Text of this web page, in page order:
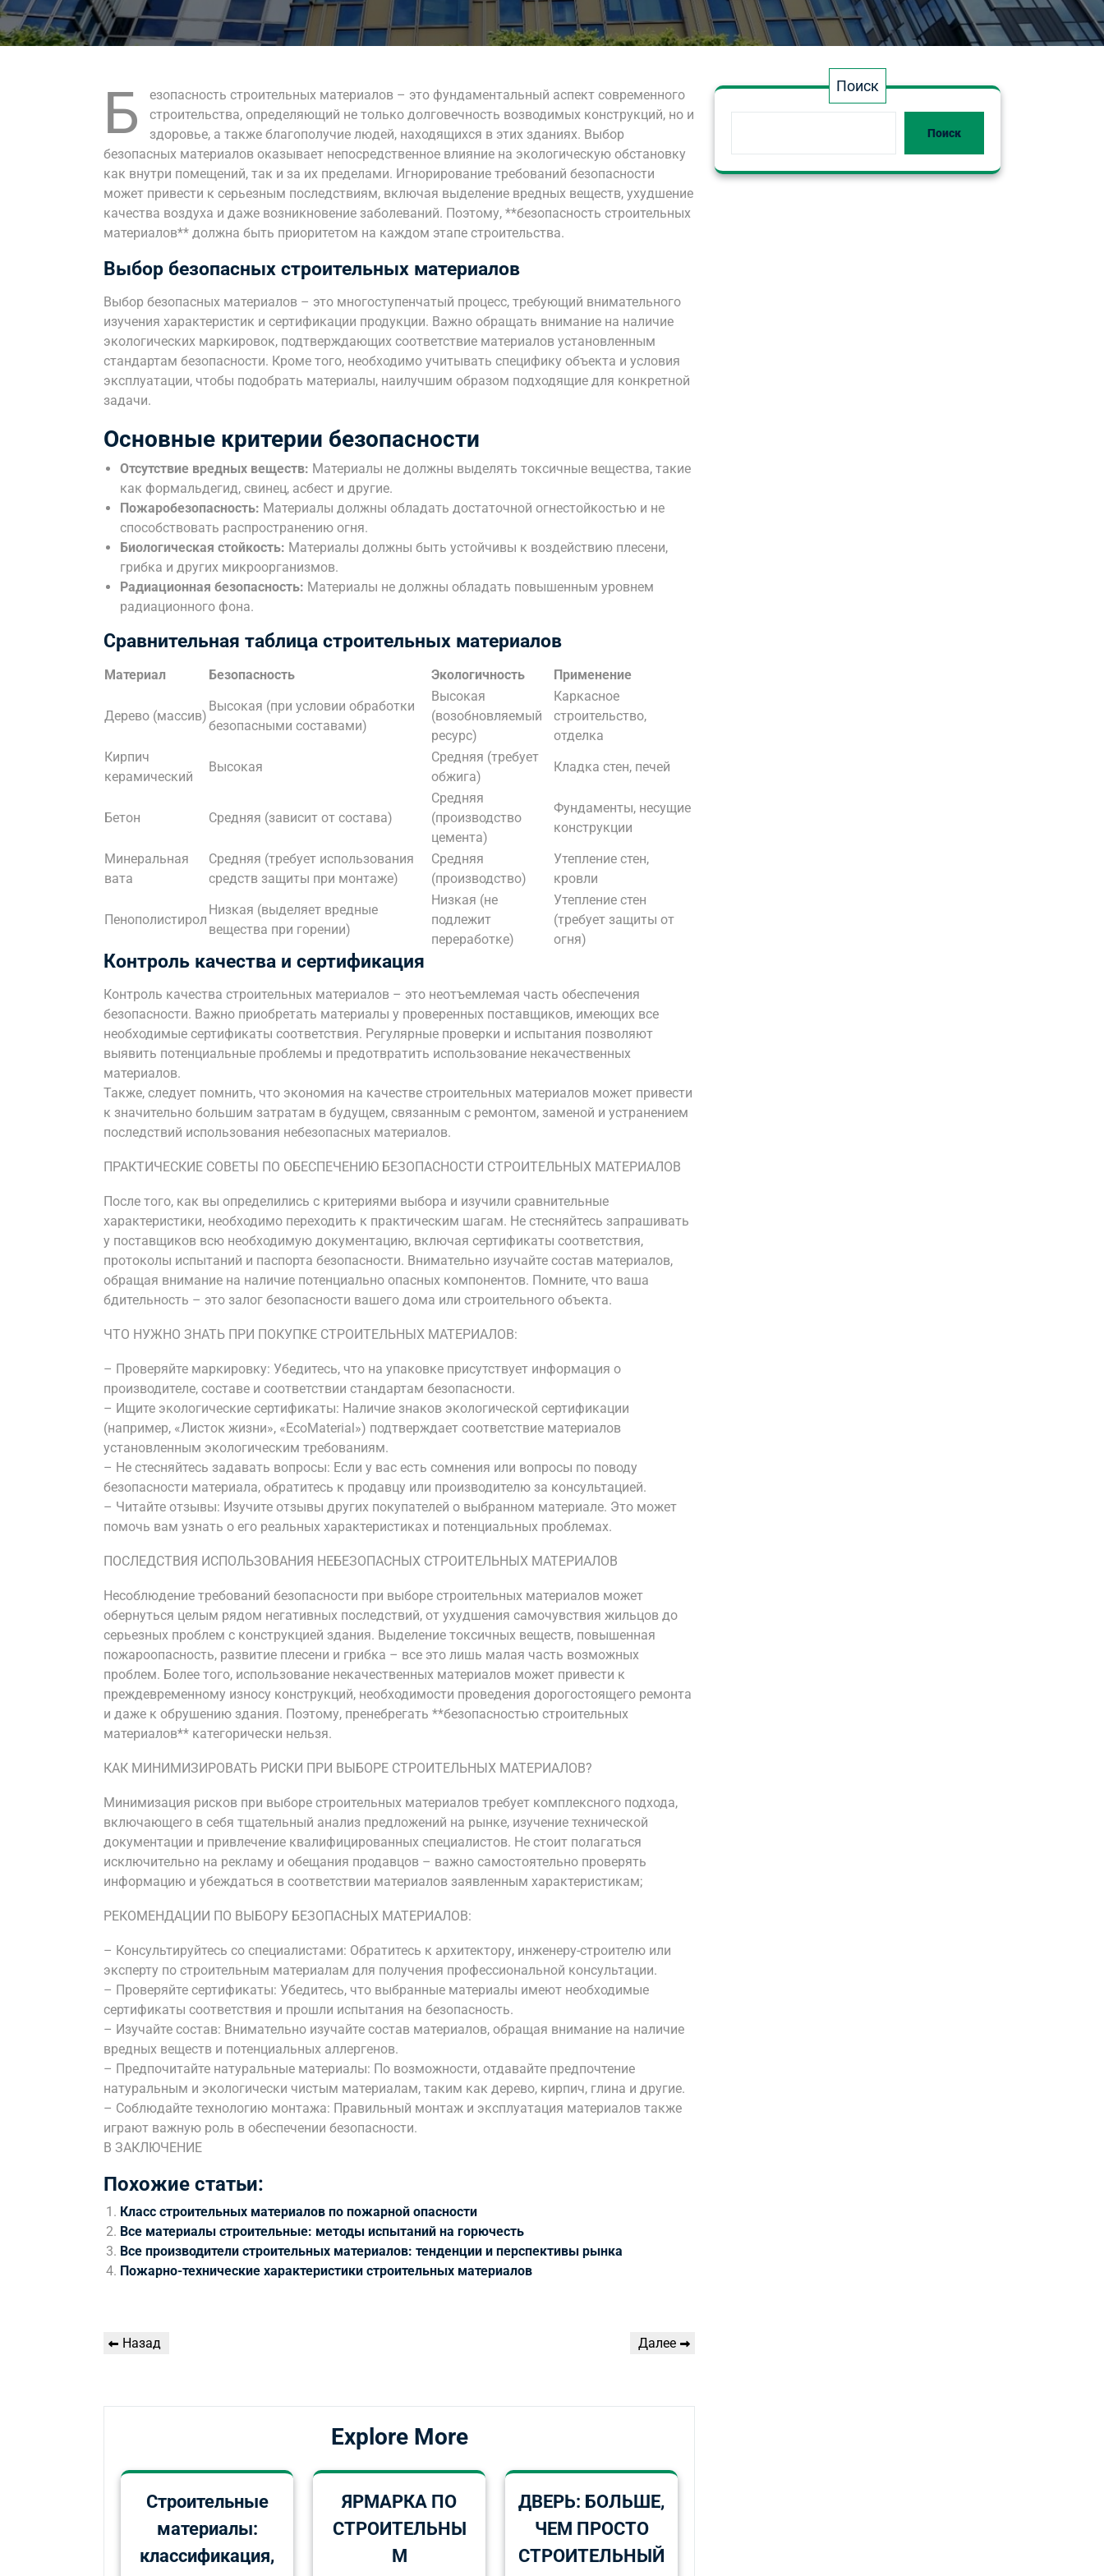
Б
езопасность строительных материалов – это фундаментальный аспект современного
строительства, определяющий не только долговечность возводимых конструкций, но и
здоровье, а также благополучие людей, находящихся в этих зданиях. Выбор
безопасных материалов оказывает непосредственное влияние на экологическую обстановку
как внутри помещений, так и за их пределами. Игнорирование требований безопасности
может привести к серьезным последствиям, включая выделение вредных веществ, ухудшение
качества воздуха и даже возникновение заболеваний. Поэтому, **безопасность строительных
материалов** должна быть приоритетом на каждом этапе строительства.
Выбор безопасных строительных материалов
Выбор безопасных материалов – это многоступенчатый процесс, требующий внимательного
изучения характеристик и сертификации продукции. Важно обращать внимание на наличие
экологических маркировок, подтверждающих соответствие материалов установленным
стандартам безопасности. Кроме того, необходимо учитывать специфику объекта и условия
эксплуатации, чтобы подобрать материалы, наилучшим образом подходящие для конкретной
задачи.
Основные критерии безопасности
Отсутствие вредных веществ: Материалы не должны выделять токсичные вещества, такие
как формальдегид, свинец, асбест и другие.
Пожаробезопасность: Материалы должны обладать достаточной огнестойкостью и не
способствовать распространению огня.
Биологическая стойкость: Материалы должны быть устойчивы к воздействию плесени,
грибка и других микроорганизмов.
Радиационная безопасность: Материалы не должны обладать повышенным уровнем
радиационного фона.
Сравнительная таблица строительных материалов
Материал Безопасность Экологичность Применение
Дерево (массив)
Высокая (при условии обработки
безопасными составами)
Высокая
(возобновляемый
ресурс)
Каркасное
строительство,
отделка
Кирпич
керамический
Высокая
Средняя (требует
обжига)
Кладка стен, печей
Бетон Средняя (зависит от состава)
Средняя
(производство
цемента)
Фундаменты, несущие
конструкции
Минеральная
вата
Средняя (требует использования
средств защиты при монтаже)
Средняя
(производство)
Утепление стен,
кровли
Пенополистирол
Низкая (выделяет вредные
вещества при горении)
Низкая (не
подлежит
переработке)
Утепление стен
(требует защиты от
огня)
Контроль качества и сертификация
Контроль качества строительных материалов – это неотъемлемая часть обеспечения
безопасности. Важно приобретать материалы у проверенных поставщиков, имеющих все
необходимые сертификаты соответствия. Регулярные проверки и испытания позволяют
выявить потенциальные проблемы и предотвратить использование некачественных
материалов.
Также, следует помнить, что экономия на качестве строительных материалов может привести
к значительно большим затратам в будущем, связанным с ремонтом, заменой и устранением
последствий использования небезопасных материалов.
ПРАКТИЧЕСКИЕ СОВЕТЫ ПО ОБЕСПЕЧЕНИЮ БЕЗОПАСНОСТИ СТРОИТЕЛЬНЫХ МАТЕРИАЛОВ
После того, как вы определились с критериями выбора и изучили сравнительные
характеристики, необходимо переходить к практическим шагам. Не стесняйтесь запрашивать
у поставщиков всю необходимую документацию, включая сертификаты соответствия,
протоколы испытаний и паспорта безопасности. Внимательно изучайте состав материалов,
обращая внимание на наличие потенциально опасных компонентов. Помните, что ваша
бдительность – это залог безопасности вашего дома или строительного объекта.
ЧТО НУЖНО ЗНАТЬ ПРИ ПОКУПКЕ СТРОИТЕЛЬНЫХ МАТЕРИАЛОВ:
– Проверяйте маркировку: Убедитесь, что на упаковке присутствует информация о
производителе, составе и соответствии стандартам безопасности.
– Ищите экологические сертификаты: Наличие знаков экологической сертификации
(например, «Листок жизни», «EcoMaterial») подтверждает соответствие материалов
установленным экологическим требованиям.
– Не стесняйтесь задавать вопросы: Если у вас есть сомнения или вопросы по поводу
безопасности материала, обратитесь к продавцу или производителю за консультацией.
– Читайте отзывы: Изучите отзывы других покупателей о выбранном материале. Это может
помочь вам узнать о его реальных характеристиках и потенциальных проблемах.
ПОСЛЕДСТВИЯ ИСПОЛЬЗОВАНИЯ НЕБЕЗОПАСНЫХ СТРОИТЕЛЬНЫХ МАТЕРИАЛОВ
Несоблюдение требований безопасности при выборе строительных материалов может
обернуться целым рядом негативных последствий, от ухудшения самочувствия жильцов до
серьезных проблем с конструкцией здания. Выделение токсичных веществ, повышенная
пожароопасность, развитие плесени и грибка – все это лишь малая часть возможных
проблем. Более того, использование некачественных материалов может привести к
преждевременному износу конструкций, необходимости проведения дорогостоящего ремонта
и даже к обрушению здания. Поэтому, пренебрегать **безопасностью строительных
материалов** категорически нельзя.
КАК МИНИМИЗИРОВАТЬ РИСКИ ПРИ ВЫБОРЕ СТРОИТЕЛЬНЫХ МАТЕРИАЛОВ?
Минимизация рисков при выборе строительных материалов требует комплексного подхода,
включающего в себя тщательный анализ предложений на рынке, изучение технической
документации и привлечение квалифицированных специалистов. Не стоит полагаться
исключительно на рекламу и обещания продавцов – важно самостоятельно проверять
информацию и убеждаться в соответствии материалов заявленным характеристикам;
РЕКОМЕНДАЦИИ ПО ВЫБОРУ БЕЗОПАСНЫХ МАТЕРИАЛОВ:
– Консультируйтесь со специалистами: Обратитесь к архитектору, инженеру-строителю или
эксперту по строительным материалам для получения профессиональной консультации.
– Проверяйте сертификаты: Убедитесь, что выбранные материалы имеют необходимые
сертификаты соответствия и прошли испытания на безопасность.
– Изучайте состав: Внимательно изучайте состав материалов, обращая внимание на наличие
вредных веществ и потенциальных аллергенов.
– Предпочитайте натуральные материалы: По возможности, отдавайте предпочтение
натуральным и экологически чистым материалам, таким как дерево, кирпич, глина и другие.
– Соблюдайте технологию монтажа: Правильный монтаж и эксплуатация материалов также
играют важную роль в обеспечении безопасности.
В ЗАКЛЮЧЕНИЕ
Похожие статьи:
Класс строительных материалов по пожарной опасности
Все материалы строительные: методы испытаний на горючесть
Все производители строительных материалов: тенденции и перспективы рынка
Пожарно-технические характеристики строительных материалов
Навигация
записям
Предыдущая
Назад
Следующая
Далее
Explore More
Строительные
материалы:
классификация,
ЯРМАРКА ПО
СТРОИТЕЛЬНЫ
М
ДВЕРЬ: БОЛЬШЕ,
ЧЕМ ПРОСТО
СТРОИТЕЛЬНЫЙ
Поиск
Поиск